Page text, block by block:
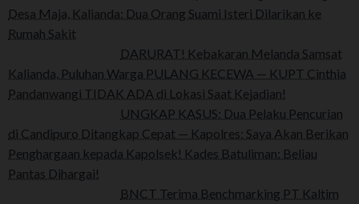
Desa Maja, Kalianda: Dua Orang Suami Isteri Dilarikan ke
Rumah Sakit
DARURAT! Kebakaran Melanda Samsat
Kalianda, Puluhan Warga PULANG KECEWA — KUPT Cinthia
Pandanwangi TIDAK ADA di Lokasi Saat Kejadian!
UNGKAP KASUS: Dua Pelaku Pencurian
di Candipuro Ditangkap Cepat — Kapolres: Saya Akan Berikan
Penghargaan kepada Kapolsek! Kades Batuliman: Beliau
Pantas Dihargai!
BNCT Terima Benchmarking PT Kaltim